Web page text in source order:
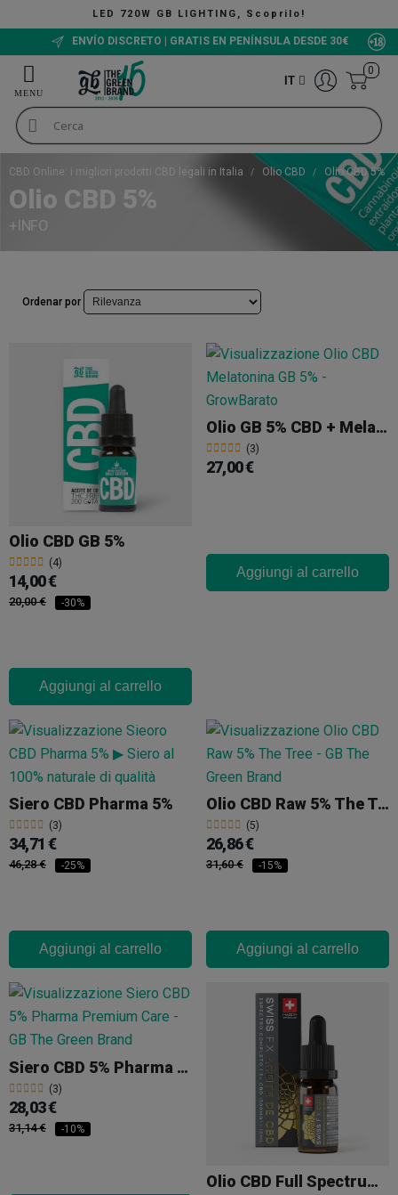
720W GB LIGHTING, Scoprilo!
ENVÍO DISCRETO | GRATIS EN PENÍNSULA DESDE 30€
IT
0
CBD Online: i migliori prodotti CBD legali in Italia Olio CBD Olio CBD 5%
Olio CBD 5%
+INFO
Ordenar por
Olio CBD GB 5%
(4)
14,00 €
20,00 € -30%
Aggiungi al carrello
Olio GB 5% CBD + Melatonina
(3)
27,00 €
Aggiungi al carrello
Siero CBD Pharma 5%
(3)
34,71 €
46,28 € -25%
Aggiungi al carrello
Olio CBD Raw 5% The Tree
(5)
26,86 €
31,60 € -15%
Aggiungi al carrello
Siero CBD 5% Pharma Premium Care
(3)
28,03 €
31,14 € -10%
Olio CBD Full Spectrum 5% Swiss FX